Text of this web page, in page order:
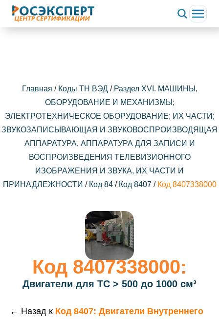
Главная / Коды ТН ВЭД/ Раздел XVI. МАШИНЫ,
ОБОРУДОВАНИЕ И МЕХАНИЗМЫ;
ЭЛЕКТРОТЕХНИЧЕСКОЕ ОБОРУДОВАНИЕ; ИХ ЧАСТИ;
ЗВУКОЗАПИСЫВАЮЩАЯ И ЗВУКОВОСПРОИЗВОДЯЩАЯ
АППАРАТУРА, АППАРАТУРА ДЛЯ ЗАПИСИ И
ВОСПРОИЗВЕДЕНИЯ ТЕЛЕВИЗИОННОГО
ИЗОБРАЖЕНИЯ И ЗВУКА, ИХ ЧАСТИ И
ПРИНАДЛЕЖНОСТИ / Код 84 / Код 8407 / Код 8407338000
Код 8407338000:
Двигатели для ТС > 500 до 1000 см³
← Назад к Код 8407: Двигатели Внутреннего